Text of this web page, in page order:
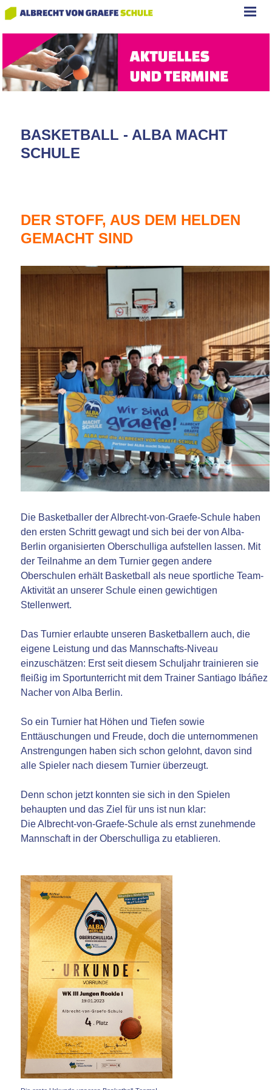
BASKETBALL - ALBA MACHT
SCHULE
DER STOFF, AUS DEM HELDEN
GEMACHT SIND
Die Basketballer der Albrecht-von-Graefe-Schule haben
den ersten Schritt gewagt und sich bei der von Alba-
Berlin organisierten Oberschulliga aufstellen lassen. Mit
der Teilnahme an dem Turnier gegen andere
Oberschulen erhält Basketball als neue sportliche Team-
Aktivität an unserer Schule einen gewichtigen
Stellenwert.
Das Turnier erlaubte unseren Basketballern auch, die
eigene Leistung und das Mannschafts-Niveau
einzuschätzen: Erst seit diesem Schuljahr trainieren sie
fleißig im Sportunterricht mit dem Trainer Santiago Ibáñez
Nacher von Alba Berlin.
So ein Turnier hat Höhen und Tiefen sowie
Enttäuschungen und Freude, doch die unternommenen
Anstrengungen haben sich schon gelohnt, davon sind
alle Spieler nach diesem Turnier überzeugt.
Denn schon jetzt konnten sie sich in den Spielen
behaupten und das Ziel für uns ist nun klar:
Die Albrecht-von-Graefe-Schule als ernst zunehmende
Mannschaft in der Oberschulliga zu etablieren.